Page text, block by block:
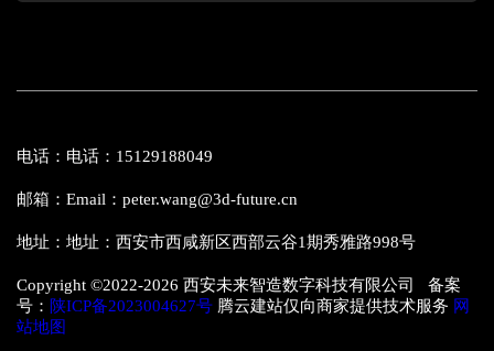
电话：电话：15129188049
邮箱：Email：peter.wang@3d-future.cn
地址：地址：西安市西咸新区西部云谷1期秀雅路998号
Copyright ©2022-2026 西安未来智造数字科技有限公司 备案
号： 陕ICP备2023004627号 腾云建站仅向商家提供技术服务 网
站地图